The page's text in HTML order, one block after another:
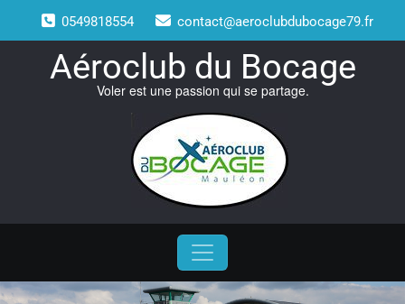
content
0549818554 contact@aeroclubdubocage79.fr
Aéroclub du Bocage
Voler est une passion qui se partage.